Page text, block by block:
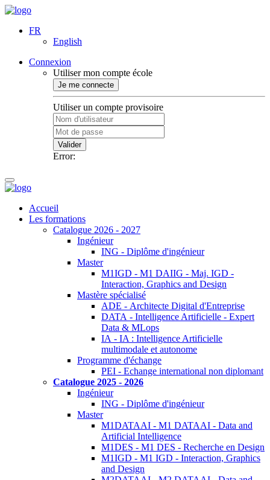
FR
English
Connexion
Utiliser mon compte école
Je me connecte
Utiliser un compte provisoire
Valider
Error:
Accueil
Les formations
Catalogue 2026 - 2027
Ingénieur
ING - Diplôme d'ingénieur
Master
M1IGD - M1 DAIIG - Maj. IGD -
Interaction, Graphics and Design
Mastère spécialisé
ADE - Architecte Digital d'Entreprise
DATA - Intelligence Artificielle - Expert
Data & MLops
IA - IA : Intelligence Artificielle
multimodale et autonome
Programme d'échange
PEI - Echange international non diplomant
Catalogue 2025 - 2026
Ingénieur
ING - Diplôme d'ingénieur
Master
M1DATAAI - M1 DATAAI - Data and
Artificial Intelligence
M1DES - M1 DES - Recherche en Design
M1IGD - M1 IGD - Interaction, Graphics
and Design